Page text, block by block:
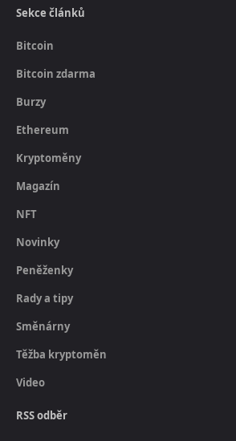
Sekce článků
Bitcoin
Bitcoin zdarma
Burzy
Ethereum
Kryptoměny
Magazín
NFT
Novinky
Peněženky
Rady a tipy
Směnárny
Těžba kryptoměn
Video
RSS odběr